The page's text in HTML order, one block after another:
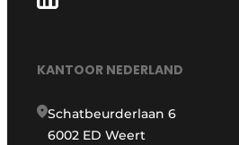
KANTOOR NEDERLAND
Schatbeurderlaan 6
6002 ED Weert